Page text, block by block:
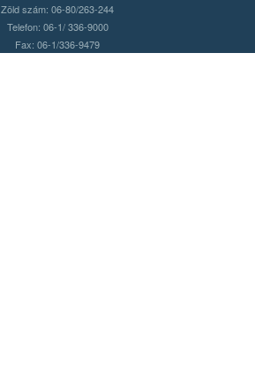
Zöld szám: 06-80/263-244
Telefon: 06-1/ 336-9000
Fax: 06-1/336-9479